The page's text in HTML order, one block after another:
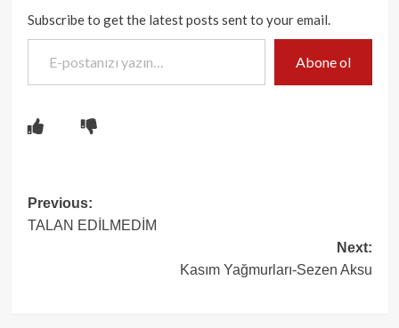
Subscribe to get the latest posts sent to your email.
E-postanızı yazın…
Abone ol
Post
navigation
Previous:
TALAN EDİLMEDİM
Next:
Kasım Yağmurları-Sezen Aksu